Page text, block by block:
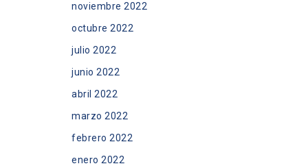
noviembre 2022
octubre 2022
julio 2022
junio 2022
abril 2022
marzo 2022
febrero 2022
enero 2022